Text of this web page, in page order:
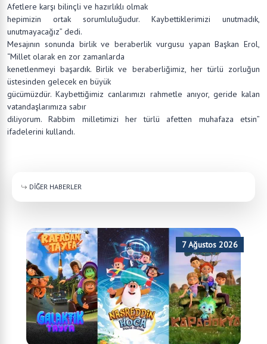
Afetlere karşı bilinçli ve hazırlıklı olmak
hepimizin ortak sorumluluğudur. Kaybettiklerimizi unutmadık,
unutmayacağız” dedi.
Mesajının sonunda birlik ve beraberlik vurgusu yapan Başkan Erol,
“Millet olarak en zor zamanlarda
kenetlenmeyi başardık. Birlik ve beraberliğimiz, her türlü zorluğun
üstesinden gelecek en büyük
gücümüzdür. Kaybettiğimiz canlarımızı rahmetle anıyor, geride kalan
vatandaşlarımıza sabır
diliyorum. Rabbim milletimizi her türlü afetten muhafaza etsin”
ifadelerini kullandı.
DİĞER HABERLER
7 Ağustos 2026